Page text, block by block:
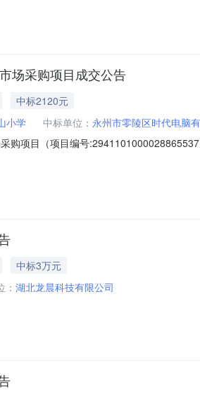
称：中共祁东县委办公室采购单位地址：
场采购项目成交公告
中标2120元
小学 中标单位： 永州市零陵区时代电脑
购项目（项目编号
古山小学采购单位地址：湖南省永州市零
中标3万元
湖北龙晨科技有限公司